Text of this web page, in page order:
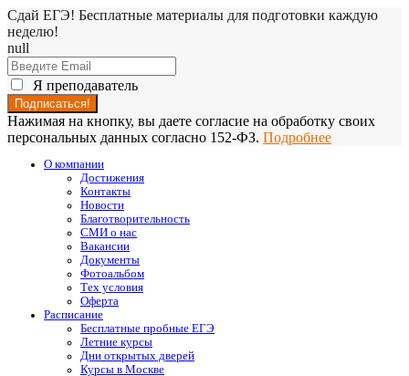
Сдай ЕГЭ! Бесплатные материалы для подготовки каждую
неделю!
null
Я преподаватель
Нажимая на кнопку, вы даете согласие на обработку своих
персональных данных согласно 152-ФЗ. Подробнее
О компании
Достижения
Контакты
Новости
Благотворительность
СМИ о нас
Вакансии
Документы
Фотоальбом
Тех условия
Оферта
Расписание
Бесплатные пробные ЕГЭ
Летние курсы
Дни открытых дверей
Курсы в Москве